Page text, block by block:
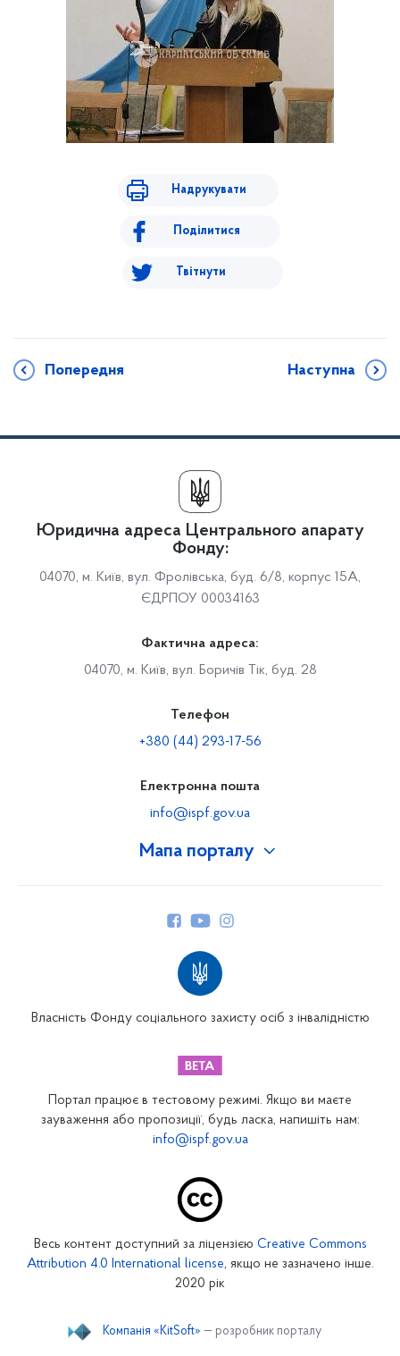
Надрукувати
Поділитися
Твітнути
Попередня Наступна
Мапа порталу
Закарпатське відділення
Запорізьке відділення
Кіровоградське відділення
Миколаївське відділення
Юридична адреса Центрального апарату
Фонду:
04070, м. Київ, вул. Фролівська, буд. 6/8, корпус 15А,
ЄДРПОУ 00034163
Фактична адреса:
04070, м. Київ, вул. Боричів Тік, буд. 28
Телефон
+380 (44) 293-17-56
Електронна пошта
info@ispf.gov.ua
Власність Фонду соціального захисту осіб з інвалідністю
Портал працює в тестовому режимі. Якщо ви маєте
зауваження або пропозиції, будь ласка, напишіть нам:
info@ispf.gov.ua
Весь контент доступний за ліцензією Creative Commons
Attribution 4.0 International license, якщо не зазначено інше.
2020 рік
Компанія «KitSoft» — розробник порталу